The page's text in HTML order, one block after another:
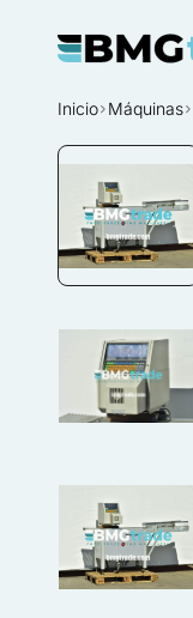
Inicio Máquinas